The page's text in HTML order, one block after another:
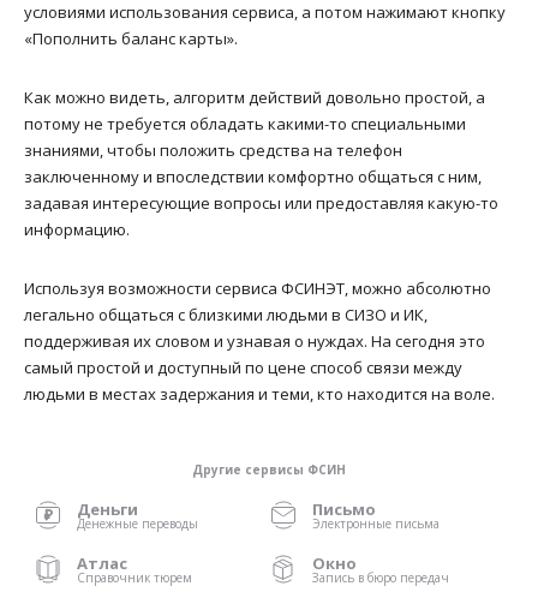
условиями использования сервиса, а потом нажимают кнопку
«Пополнить баланс карты».
Как можно видеть, алгоритм действий довольно простой, а
потому не требуется обладать какими-то специальными
знаниями, чтобы положить средства на телефон
заключенному и впоследствии комфортно общаться с ним,
задавая интересующие вопросы или предоставляя какую-то
информацию.
Используя возможности сервиса ФСИНЭТ, можно абсолютно
легально общаться с близкими людьми в СИЗО и ИК,
поддерживая их словом и узнавая о нуждах. На сегодня это
самый простой и доступный по цене способ связи между
людьми в местах задержания и теми, кто находится на воле.
Другие сервисы ФСИН
Деньги
Денежные переводы
Письмо
Электронные письма
Атлас
Справочник тюрем
Окно
Запись в бюро передач